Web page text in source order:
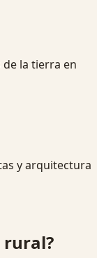
de la tierra en
y arquitectura
rural?